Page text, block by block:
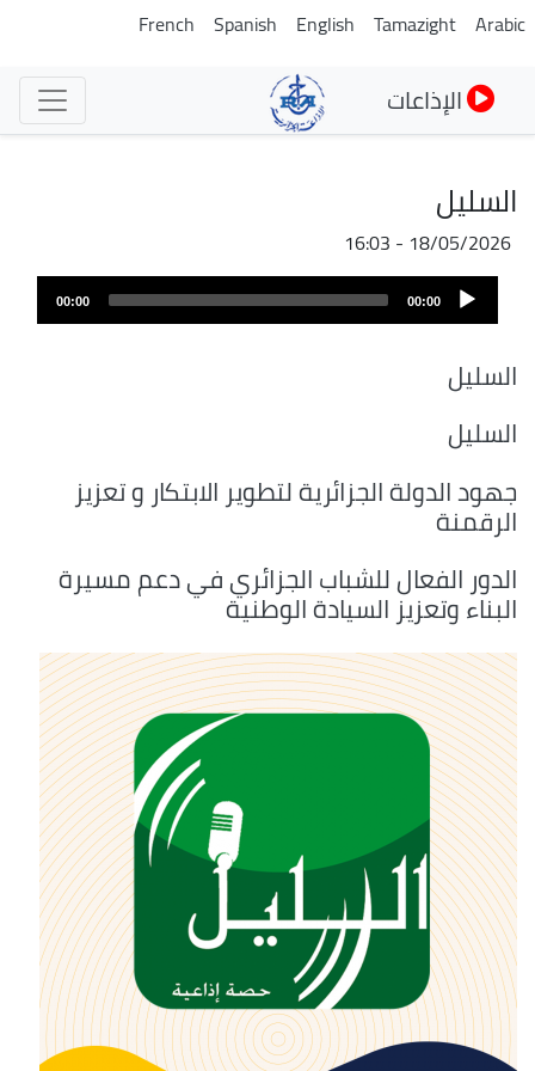
تجاوز
Arabic
Tamazight
English
Spanish
French
الإذاعات
السليل
18/05/2026 - 16:03
ملف
الصوت
Audio
Player
00:00
00:00
السليل
السليل
جهود الدولة الجزائرية لتطوير الابتكار و تعزيز
الرقمنة
الدور الفعال للشباب الجزائري في دعم مسيرة
البناء وتعزيز السيادة الوطنية